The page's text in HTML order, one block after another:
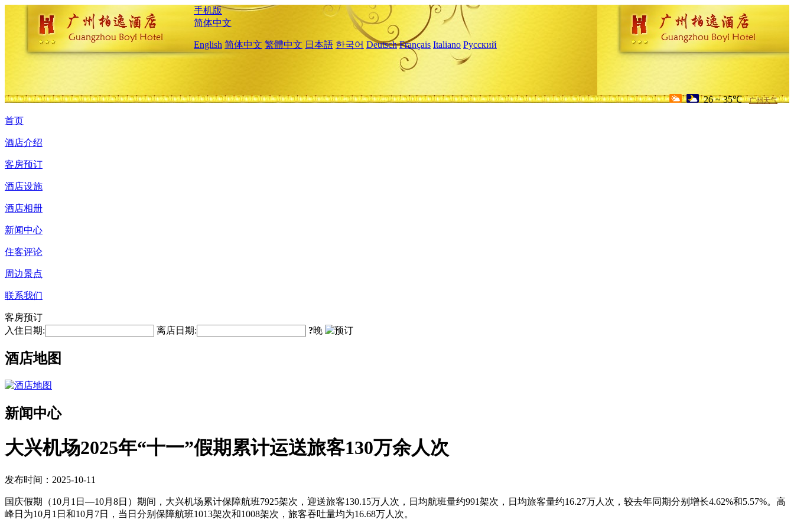
手机版
简体中文
English 简体中文 繁體中文 日本語 한국어 Deutsch Français Italiano Русский
26 ~ 35℃ 广州天气
首页
酒店介绍
客房预订
酒店设施
酒店相册
新闻中心
住客评论
周边景点
联系我们
客房预订
入住日期:
离店日期: ?晚
酒店地图
新闻中心
大兴机场2025年“十一”假期累计运送旅客130万余人次
发布时间：2025-10-11
国庆假期（10月1日—10月8日）期间，大兴机场累计保障航班7925架次，迎送旅客130.15万人次，日均航班量约991架次，日均旅客量约16.27万人次，较去年同期分别增长4.62%和5.57%。高
峰日为10月1日和10月7日，当日分别保障航班1013架次和1008架次，旅客吞吐量均为16.68万人次。